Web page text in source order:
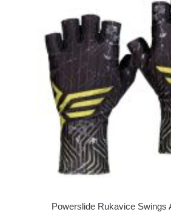
Powerslide Rukavice Swings